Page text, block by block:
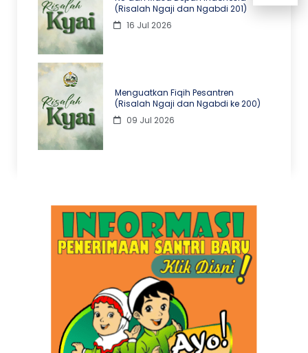
(Risalah Ngaji dan Ngabdi 201)
16 Jul 2026
Menguatkan Fiqih Pesantren
(Risalah Ngaji dan Ngabdi ke 200)
09 Jul 2026